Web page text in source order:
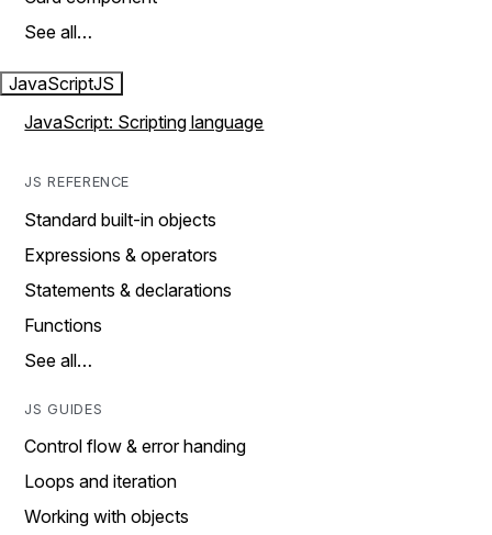
See all…
JavaScriptJS
JavaScript: Scripting language
JS REFERENCE
Standard built-in objects
Expressions & operators
Statements & declarations
Functions
See all…
JS GUIDES
Control flow & error handing
Loops and iteration
Working with objects